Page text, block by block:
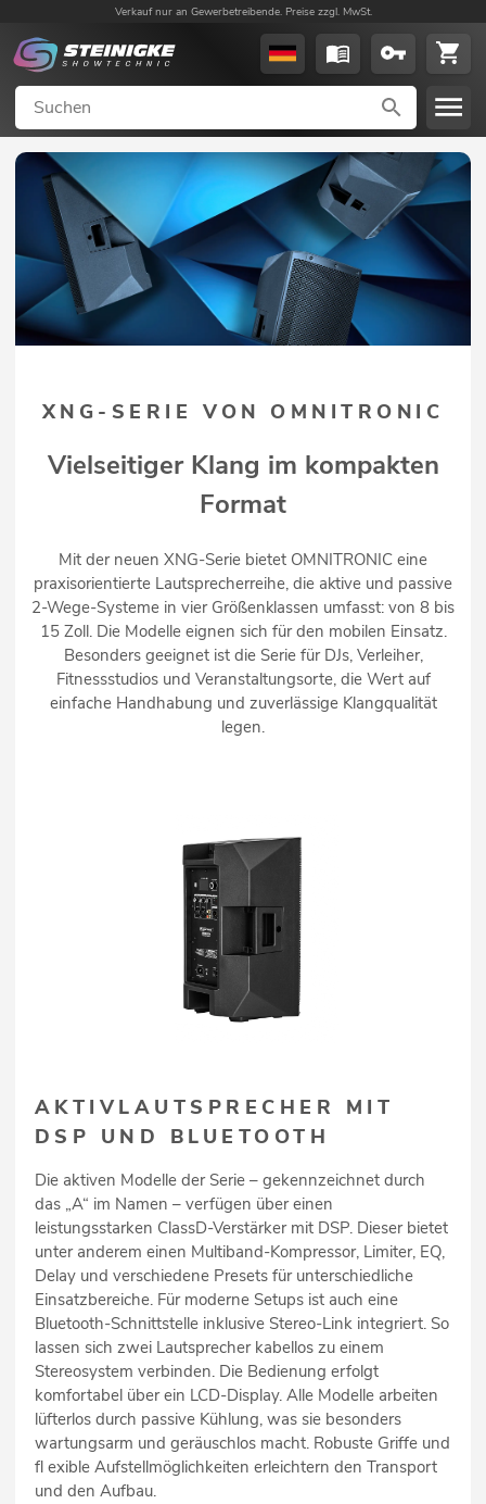
Verkauf nur an Gewerbetreibende. Preise zzgl. MwSt.
XNG-SERIE VON OMNITRONIC
Vielseitiger Klang im kompakten
Format
Mit der neuen XNG-Serie bietet OMNITRONIC eine
praxisorientierte Lautsprecherreihe, die aktive und passive
2-Wege-Systeme in vier Größenklassen umfasst: von 8 bis
15 Zoll. Die Modelle eignen sich für den mobilen Einsatz.
Besonders geeignet ist die Serie für DJs, Verleiher,
Fitnessstudios und Veranstaltungsorte, die Wert auf
einfache Handhabung und zuverlässige Klangqualität
legen.
AKTIVLAUTSPRECHER MIT
DSP UND BLUETOOTH
Die aktiven Modelle der Serie – gekennzeichnet durch
das „A“ im Namen – verfügen über einen
leistungsstarken ClassD-Verstärker mit DSP. Dieser bietet
unter anderem einen Multiband-Kompressor, Limiter, EQ,
Delay und verschiedene Presets für unterschiedliche
Einsatzbereiche. Für moderne Setups ist auch eine
Bluetooth-Schnittstelle inklusive Stereo-Link integriert. So
lassen sich zwei Lautsprecher kabellos zu einem
Stereosystem verbinden. Die Bedienung erfolgt
komfortabel über ein LCD-Display. Alle Modelle arbeiten
lüfterlos durch passive Kühlung, was sie besonders
wartungsarm und geräuschlos macht. Robuste Griffe und
fl exible Aufstellmöglichkeiten erleichtern den Transport
und den Aufbau.